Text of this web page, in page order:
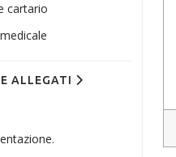
cartario
ALLEGATI